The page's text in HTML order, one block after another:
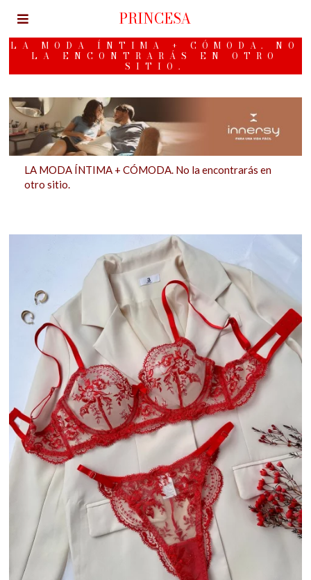
LA MODA ÍNTIMA + CÓMODA. NO
LA ENCONTRARÁS EN OTRO
SITIO.
LA MODA ÍNTIMA + CÓMODA. No la encontrarás en
otro sitio.
PRINCESA